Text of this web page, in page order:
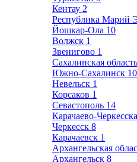
Кентау 2
Республика Марий
Йошкар-Ола 10
Волжск 1
Звенигово 1
Сахалинская область
Южно-Сахалинск 10
Невельск 1
Корсаков 1
Севастополь 14
Карачаево-
Черкесск 8
Карачаевск 1
Архангельская
Архангельск 8